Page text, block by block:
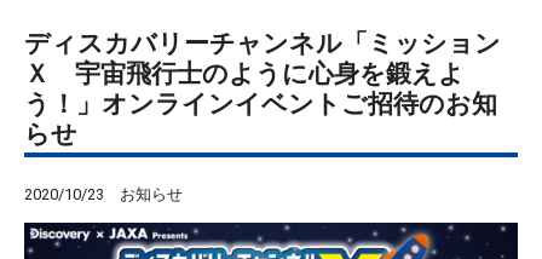
ディスカバリーチャンネル「ミッション
Ｘ 宇宙飛行士のように心身を鍛えよ
う！」オンラインイベントご招待のお知
らせ
2020/10/23 お知らせ